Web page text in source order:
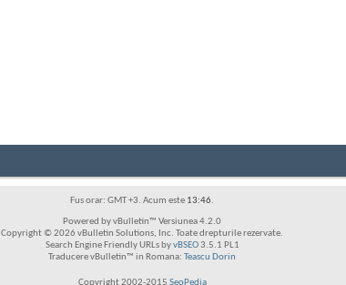
Fus orar: GMT +3. Acum este 13:46.
Powered by vBulletin™ Versiunea 4.2.0
Copyright © 2026 vBulletin Solutions, Inc. Toate drepturile rezervate.
Search Engine Friendly URLs byvBSEO3.5.1 PL1
Traducere vBulletin™ in Romana: Teascu Dorin
Copyright 2002-2015 SeoPedia